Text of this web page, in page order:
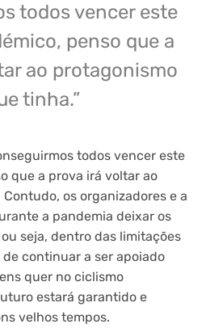
todos vencer este
penso que a
ao protagonismo
tinha.”
todos vencer este
que a prova irá voltar ao
os organizadores e a
a pandemia deixar os
seja, dentro das limitações
continuar a ser apoiado
quer no ciclismo
estará garantido e
velhos tempos.